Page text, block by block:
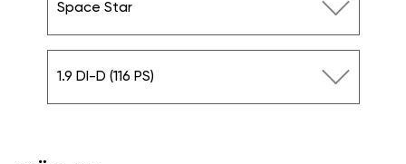
Space Star
1.9 DI-D (116 PS)